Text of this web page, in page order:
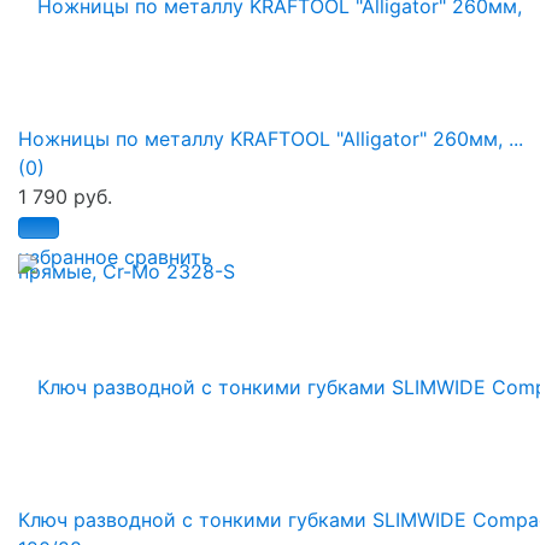
избранное сравнить
Ножницы по металлу KRAFTOOL "Alligator" 260мм, ...
(0)
1 790 руб.
Ключ разводной с тонкими губками SLIMWIDE